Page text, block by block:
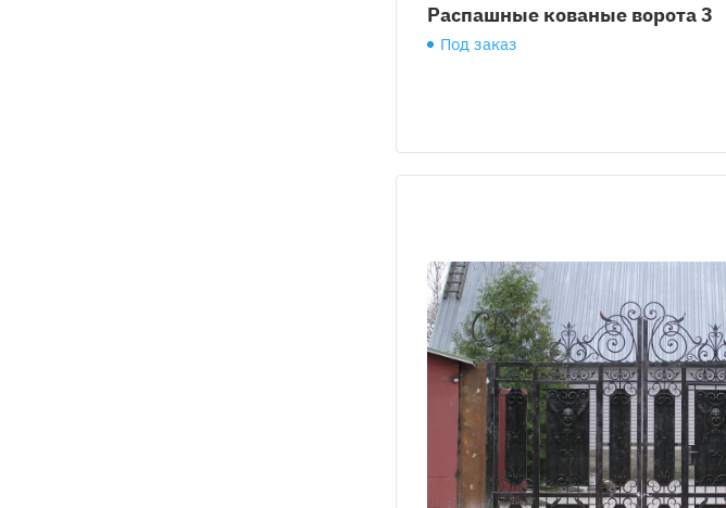
Распашные кованые ворота 3
Под заказ